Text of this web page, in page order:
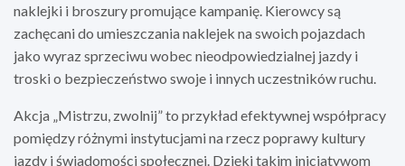
naklejki i broszury promujące kampanię. Kierowcy są
zachęcani do umieszczania naklejek na swoich pojazdach
jako wyraz sprzeciwu wobec nieodpowiedzialnej jazdy i
troski o bezpieczeństwo swoje i innych uczestników ruchu.
Akcja „Mistrzu, zwolnij” to przykład efektywnej współpracy
pomiędzy różnymi instytucjami na rzecz poprawy kultury
jazdy i świadomości społecznej. Dzięki takim inicjatywom